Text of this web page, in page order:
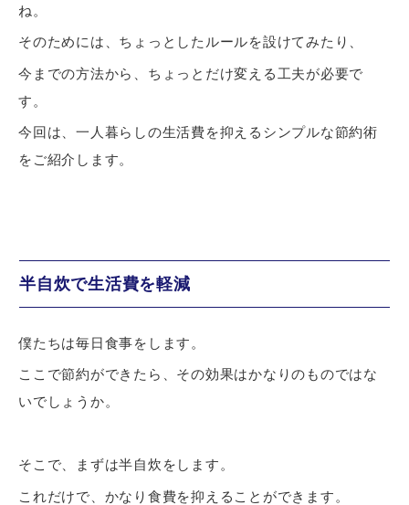
ね。
そのためには、ちょっとしたルールを設けてみたり、
今までの方法から、ちょっとだけ変える工夫が必要で
す。
今回は、一人暮らしの生活費を抑えるシンプルな節約術
をご紹介します。
半自炊で生活費を軽減
僕たちは毎日食事をします。
ここで節約ができたら、その効果はかなりのものではな
いでしょうか。
そこで、まずは半自炊をします。
これだけで、かなり食費を抑えることができます。